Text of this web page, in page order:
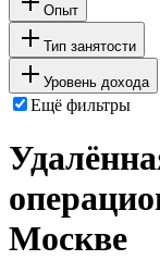
Опыт
Тип занятости
Уровень дохода
Ещё фильтры
Москве